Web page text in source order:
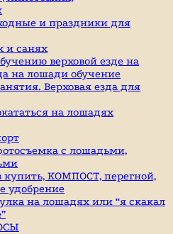
и праздники для
и санях
верховой езде на
на лошади обучение
Верховая езда для
на лошадях
с лошадьми,
купить, КОМПОСТ, перегной,
удобрение
на лошадях или “я скакал